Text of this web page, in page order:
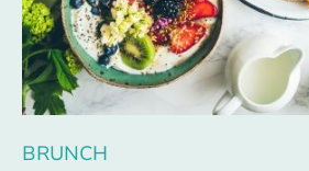
BRUNCH